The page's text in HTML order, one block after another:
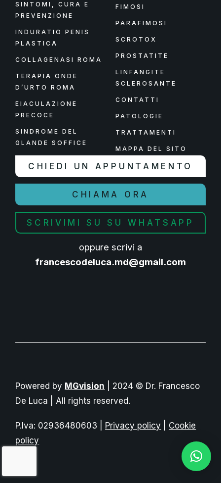
SINTOMI, CURA E
PREVENZIONE
INDURATIO PENIS
PLASTICA
COLLAGENASI ROMA
TERAPIA ONDE
D’URTO ROMA
EIACULAZIONE
PRECOCE
SINDROME DEL
GLANDE SOFFICE
FIMOSI
PARAFIMOSI
SCROTOX
PROSTATITE
LINFANGITE
SCLEROSANTE
CONTATTI
PATOLOGIE
TRATTAMENTI
MAPPA DEL SITO
CHIEDI UN APPUNTAMENTO
CHIAMA ORA
SCRIVIMI SU SU WHATSAPP
oppure scrivi a
francescodeluca.md@gmail.com
Powered by MGvision | 2024 © Dr. Francesco
De Luca | All rights reserved.
P.Iva: 02936480603 | Privacy policy
Cookie
policy